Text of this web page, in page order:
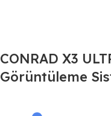
CONRAD X3
Görüntüleme